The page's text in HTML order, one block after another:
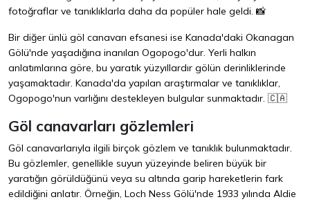
fotoğraflar ve tanıklıklarla daha da popüler hale geldi. 📸
Bir diğer ünlü göl canavarı efsanesi ise Kanada'daki Okanagan
Gölü'nde yaşadığına inanılan Ogopogo'dur. Yerli halkın
anlatımlarına göre, bu yaratık yüzyıllardır gölün derinliklerinde
yaşamaktadır. Kanada'da yapılan araştırmalar ve tanıklıklar,
Ogopogo'nun varlığını destekleyen bulgular sunmaktadır. 🇨🇦
Göl canavarları gözlemleri
Göl canavarlarıyla ilgili birçok gözlem ve tanıklık bulunmaktadır.
Bu gözlemler, genellikle suyun yüzeyinde beliren büyük bir
yaratığın görüldüğünü veya su altında garip hareketlerin fark
edildiğini anlatır. Örneğin, Loch Ness Gölü'nde 1933 yılında Aldie